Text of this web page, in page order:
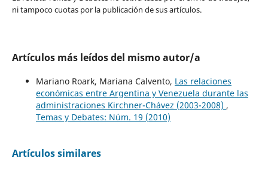
ni tampoco cuotas por la publicación de sus artículos.
Artículos más leídos del mismo autor/a
Mariano Roark, Mariana Calvento, Las relaciones
económicas entre Argentina y Venezuela durante las
administraciones Kirchner-Chávez (2003-2008) ,
Temas y Debates: Núm. 19 (2010)
Artículos similares